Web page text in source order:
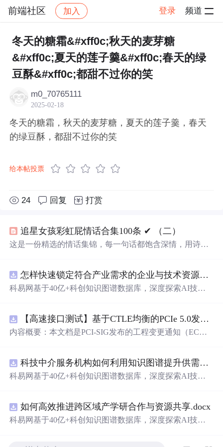
前端社区 加入 登录 频道
社区 前端社区 感慨 帖子详情
冬天的糖霜&#xff0c;秋天的麦芽糖
&#xff0c;夏天的莲子羹&#xff0c;春天的绿
豆酥&#xff0c;都甜不过你的笑
m0_70765111
2025-02-18
冬天的糖霜，秋天的麦芽糖，夏天的莲子羹，春天
的绿豆酥，都甜不过你的笑
给本帖投票
24 回复 打赏
追星女孩彩虹屁情话合集100条 ✔︎ （二）
这是一份精选的情话集锦，每一句话都饱含深情，用诗意
的思念与热爱。
怎样快速锁定符合产业需求的企业与技术资源？.docx
科易网基于40亿+科创知识图谱数据库，深度探索AI技术
新领域的AI+数智化解决方案，推动科技创新与产业创新
智能化发展。
【高速接口测试】基于CTLE均衡的PCIe 5.0发射机抖动测量方法：32 GT/s速率下精确评估硅基抖动分量的技术方案
内容概要：本文档是PCI-SIG发布的工程变更通知（EC
式”替代原有的S参数去嵌入法，通过在被测通道应用基于
CTLE的均衡来减少因信道损耗导致的信号退化，从而更准
了传统去嵌入过程中高频噪声放大带来的测量不准确性。
对于2.5至16.0 GT/s速率，原有测量方法保持不变。; 适合
人群：从事高速接口设计、验证或测试的工程师，尤其是
科技中介服务机构如何利用知识图谱提升供需匹配精准度？.docx
科易网基于40亿+科创知识图谱数据库，深度探索AI技术
新领域的AI+数智化解决方案，推动科技创新与产业创新
智能化发展。
如何高效推进跨区域产学研合作与资源共享.docx
科易网基于40亿+科创知识图谱数据库，深度探索AI技术